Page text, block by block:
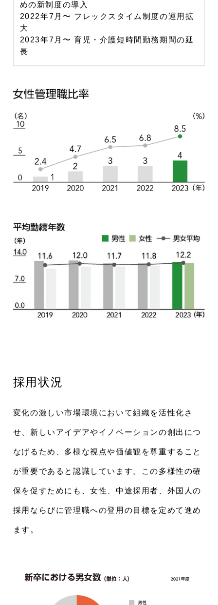
めの新制度の導入
2022年7月〜 フレックスタイム制度の運用拡
大
2023年7月〜 育児・介護短時間勤務期間の延
長
採用状況
変化の激しい市場環境において組織を活性化さ
せ、新しいアイデアやイノベーションの創出につ
なげるため、多様な視点や価値観を尊重すること
が重要であると認識しています。この多様性の確
保を促すためにも、女性、中途採用者、外国人の
採用ならびに管理職への登用の目標を定めて進め
ます。